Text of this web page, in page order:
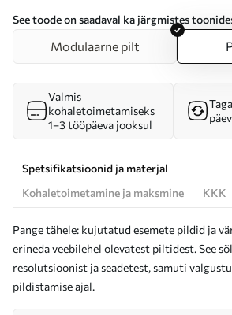
See toode on saadaval ka järgmistes
Modulaarne pilt
Valmis
kohaletoimetamiseks
1–3 tööpäeva jooksul
Spetsifikatsioonid ja materjal
Kohaletoimetamine ja maksmine
KKK
Pange tähele: kujutatud esemete pildid ja
erineda veebilehel olevatest piltidest. See
resolutsioonist ja seadetest, samuti
pildistamise ajal.